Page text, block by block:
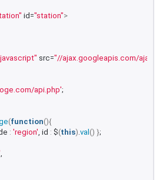
id="station">
src="//ajax.googleapis.com/ajax/
api.php';
(function(){
: 'region', id : $(this).val () };
,